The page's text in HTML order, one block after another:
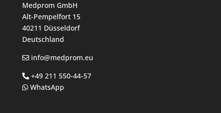
Medprom GmbH
Alt-Pempelfort 15
40211 Düsseldorf
Deutschland
info@medprom.eu
+49 211 550-44-57
WhatsApp